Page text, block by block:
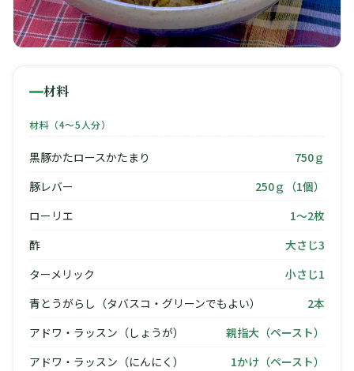
材料
材料（4〜5人分）
黒豚かたロースかたまり
750ｇ
豚レバー
250ｇ（1個）
ローリエ
1〜2枚
酢
大さじ3
ターメリック
小さじ1
青とうがらし（タバスコ・グリーンでもよい）
2本
アドワ・ラッスン（しょうが）
親指大（ペースト）
アドワ・ラッスン（にんにく）
1かけ（ペースト）